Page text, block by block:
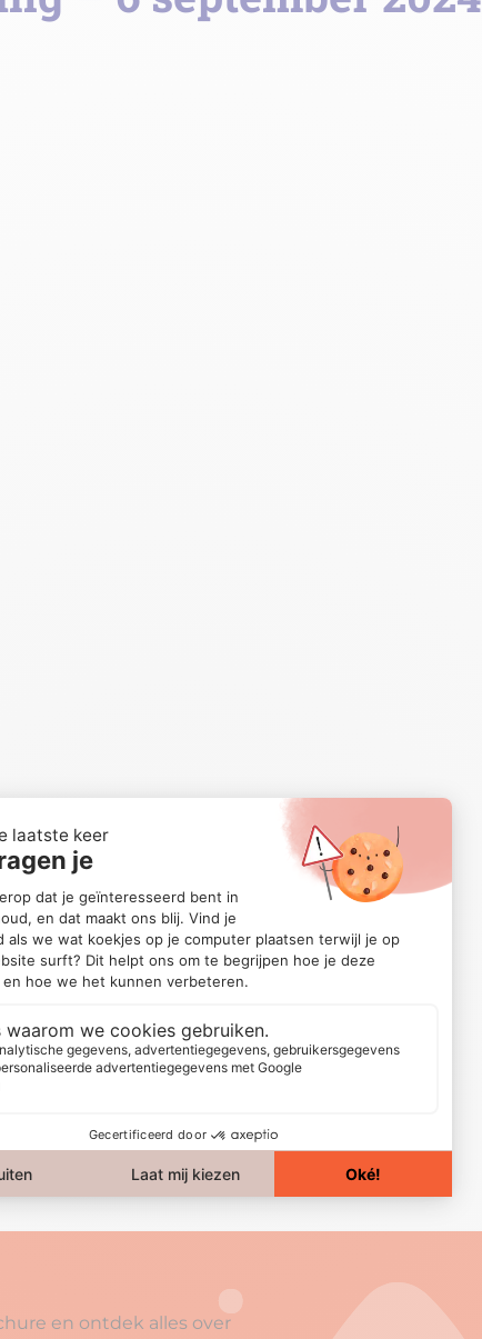
en ontdek alles over